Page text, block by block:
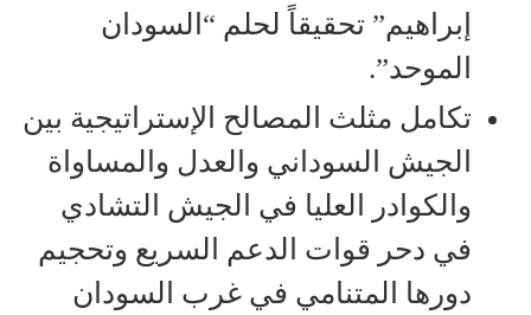
إبراهيم” تحقيقاً لحلم “السودان
الموحد”.
تكامل مثلث المصالح الإستراتيجية بين
الجيش السوداني والعدل والمساواة
والكوادر العليا في الجيش التشادي
في دحر قوات الدعم السريع وتحجيم
دورها المتنامي في غرب السودان